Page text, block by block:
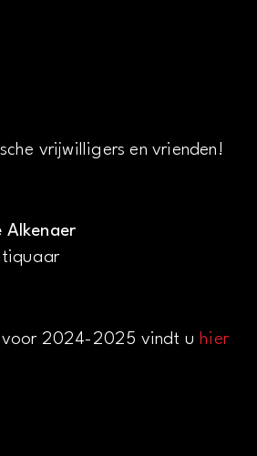
vrijwilligers en vrienden!
voor 2024-2025 vindt u hier